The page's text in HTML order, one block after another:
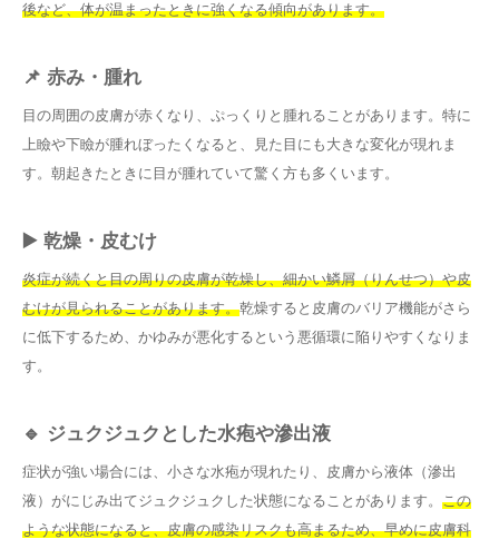
後など、体が温まったときに強くなる傾向があります。
📌 赤み・腫れ
目の周囲の皮膚が赤くなり、ぷっくりと腫れることがあります。特に
上瞼や下瞼が腫れぼったくなると、見た目にも大きな変化が現れま
す。朝起きたときに目が腫れていて驚く方も多くいます。
▶️ 乾燥・皮むけ
炎症が続くと目の周りの皮膚が乾燥し、細かい鱗屑（りんせつ）や皮
むけが見られることがあります。乾燥すると皮膚のバリア機能がさら
に低下するため、かゆみが悪化するという悪循環に陥りやすくなりま
す。
🔹 ジュクジュクとした水疱や滲出液
症状が強い場合には、小さな水疱が現れたり、皮膚から液体（滲出
液）がにじみ出てジュクジュクした状態になることがあります。 この
ような状態になると、皮膚の感染リスクも高まるため、早めに皮膚科